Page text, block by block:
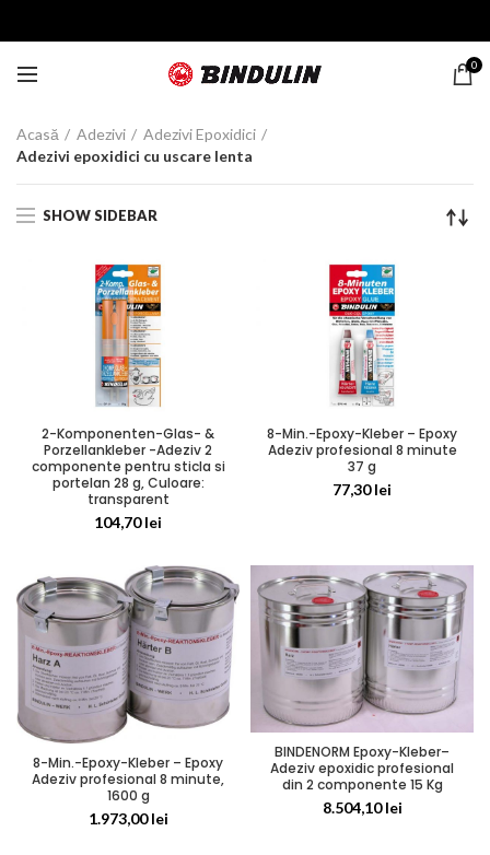
0
Acasă Adezivi
Adezivi Epoxidici
Adezivi epoxidici cu uscare lenta
SHOW SIDEBAR
2-Komponenten-Glas- &
Porzellankleber -Adeziv 2
componente pentru sticla si
portelan 28 g, Culoare:
transparent
104,70lei
8-Min.-Epoxy-Kleber – Epoxy
Adeziv profesional 8 minute
37 g
77,30lei
8-Min.-Epoxy-Kleber – Epoxy
Adeziv profesional 8 minute,
1600 g
1.973,00lei
BINDENORM Epoxy-Kleber–
Adeziv epoxidic profesional
din 2 componente 15 Kg
8.504,10lei